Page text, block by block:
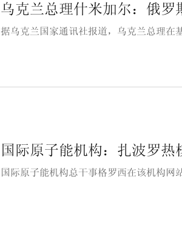
乌克兰总理什米加尔：俄罗
据乌克兰国家通讯社报道，乌克兰总理在
国际原子能机构：扎波罗
国际原子能机构总干事格罗西在该机构网